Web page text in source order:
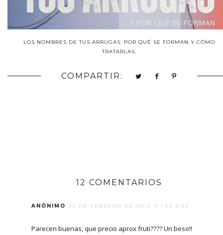
LOS NOMBRES DE TUS ARRUGAS: POR QUÉ SE FORMAN Y CÓMO
TRATARLAS.
COMPARTIR:
12 COMENTARIOS
ANÓNIMO 23 DE FEBRERO DE 2012 A LAS 8:52
Parecen buenas, que precio aprox fruti???? Un beso!!